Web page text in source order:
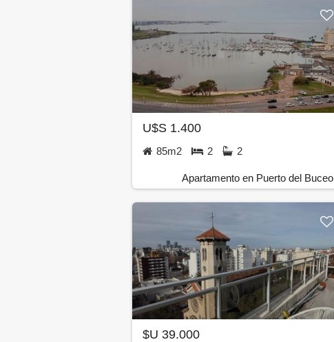
U$S 1.400
85m2 2 2
Apartamento en Puerto del Buceo
$U 39.000